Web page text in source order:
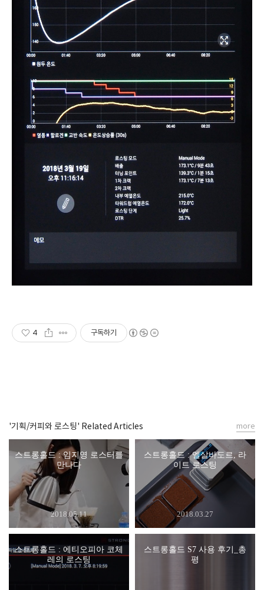
4 구독하기
'기획/커피와 로스팅' Related Articles
스트롱홀드 : 임지영 로스터를
만나다
2018.05.11
스트롱홀드 : 엘살바도르, 라
이트 로스팅
2018.03.27
스트롱홀드 : 에티오피아 코체
레의 로스팅
스트롱홀드 S7 사용 후기_총
평
more